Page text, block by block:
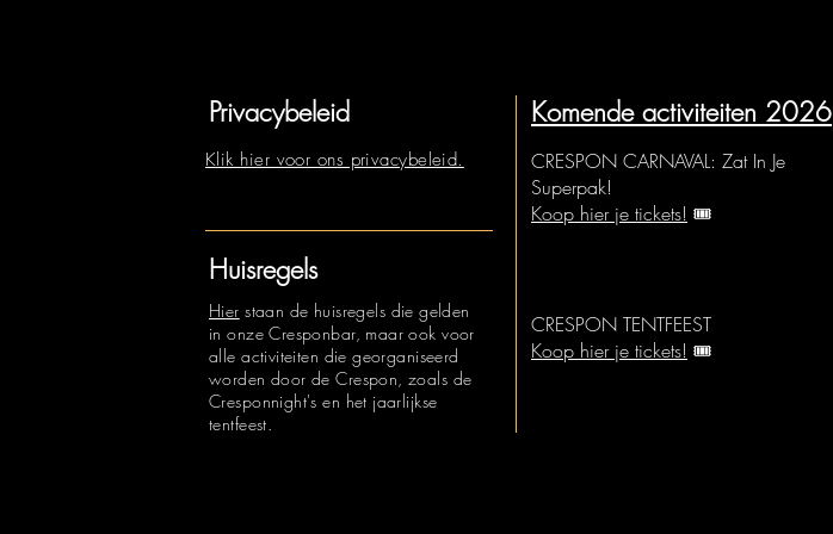
Privacybeleid Komende activiteiten 2026
CRESPON CARNAVAL: Zat In Je
Superpak!
Koop hier je tickets! 🎟️
CRESPON TENTFEEST
Koop hier je tickets! 🎟️
Klik hier voor ons privacybeleid.
Huisregels
Hier staan de huisregels die gelden
in onze Cresponbar, maar ook voor
alle activiteiten die georganiseerd
worden door de Crespon, zoals de
Cresponnight's en het jaarlijkse
tentfeest.